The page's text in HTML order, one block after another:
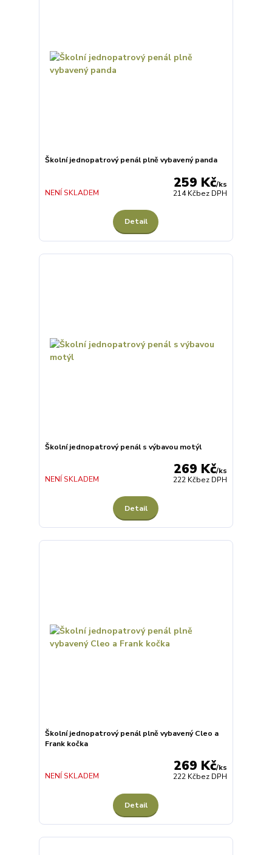
Školní jednopatrový penál plně vybavený panda
259 Kč/ks
214 Kčbez DPH
NENÍ SKLADEM
Detail
Školní jednopatrový penál s výbavou motýl
269 Kč/ks
222 Kčbez DPH
NENÍ SKLADEM
Detail
Školní jednopatrový penál plně vybavený Cleo a
Frank kočka
269 Kč/ks
222 Kčbez DPH
NENÍ SKLADEM
Detail